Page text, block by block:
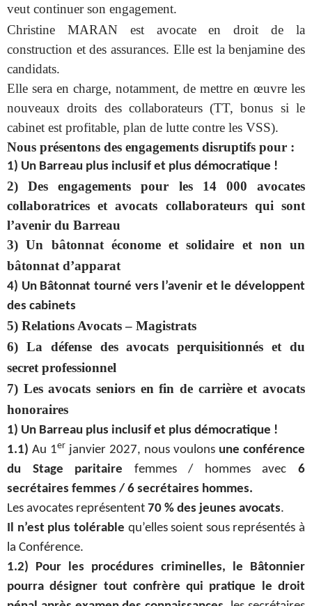
veut continuer son engagement.
Christine MARAN est avocate en droit de la
construction et des assurances. Elle est la benjamine des
candidats.
Elle sera en charge, notamment, de mettre en œuvre les
nouveaux droits des collaborateurs (TT, bonus si le
cabinet est profitable, plan de lutte contre les VSS).
Nous présentons des engagements disruptifs pour :
1) Un Barreau plus inclusif et plus démocratique !
2) Des engagements pour les 14 000 avocates
collaboratrices et avocats collaborateurs qui sont
l’avenir du Barreau
3) Un bâtonnat économe et solidaire et non un
bâtonnat d’apparat
4) Un Bâtonnat tourné vers l’avenir et le développent
des cabinets
5) Relations Avocats – Magistrats
6) La défense des avocats perquisitionnés et du
secret professionnel
7) Les avocats seniors en fin de carrière et avocats
honoraires
1) Un Barreau plus inclusif et plus démocratique !
1.1) Au 1er janvier 2027, nous voulons une conférence
du Stage paritaire femmes / hommes avec6
secrétaires femmes / 6 secrétaires hommes.
Les avocates représentent 70 % des jeunes avocats.
Il n’est plus tolérable qu’elles soient sous représentés à
la Conférence.
1.2) Pour les procédures criminelles, le Bâtonnier
pourra désigner tout confrère qui pratique le droit